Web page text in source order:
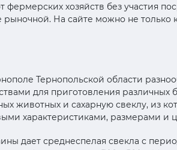
хозяйств без участия
На сайте можно не только
Тернопольской области
для приготовления
животных и сахарную свеклу, из
характеристиками, размерами и
дает среднеспелая свекла с